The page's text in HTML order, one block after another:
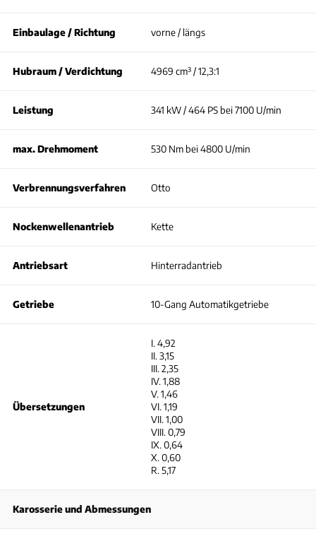
Einbaulage / Richtung vorne / längs
Hubraum / Verdichtung 4969 cm³ / 12,3:1
Leistung 341 kW / 464 PS bei 7100 U/min
max. Drehmoment 530 Nm bei 4800 U/min
Verbrennungsverfahren Otto
Nockenwellenantrieb Kette
Antriebsart Hinterradantrieb
Getriebe 10-Gang Automatikgetriebe
Übersetzungen
I. 4,92
II. 3,15
III. 2,35
IV. 1,88
V. 1,46
VI. 1,19
VII. 1,00
VIII. 0,79
IX. 0,64
X. 0,60
R. 5,17
Karosserie und Abmessungen